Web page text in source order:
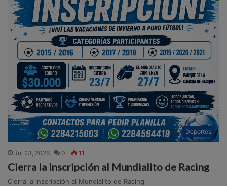
Deportes
Jul 23, 2026 0 11
Cierra la inscripción al Mundialito de Racing
Cierra la inscripción al Mundialito de Racing